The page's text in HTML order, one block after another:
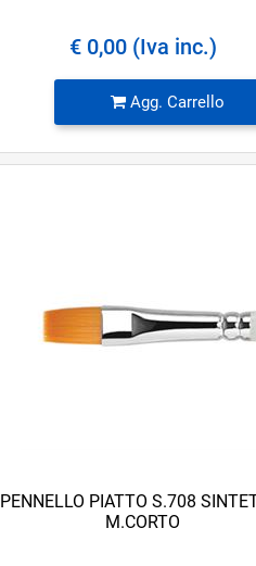
€ 0,00 (Iva inc.)
Agg. Carrello
PENNELLO PIATTO S.708
M.CORTO